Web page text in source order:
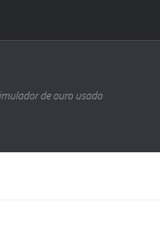
de ouro usado